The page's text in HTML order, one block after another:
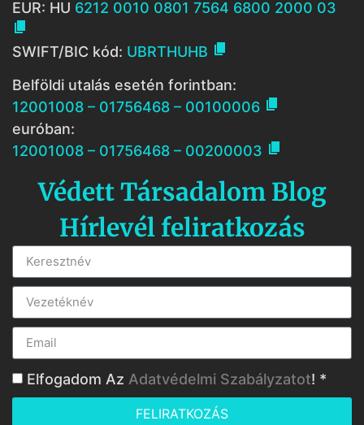
EUR: HU 6212 0010 0801 7564 6800 2000 03

SWIFT/BIC kód: UBRTHUHB 
Belföldi utalás esetén forintban:
12001008 – 01756468 – 00100006 
euróban:
12001008 – 01756468 – 00200003 
Védett Társadalom Blog
Hírlevél feliratkozás
Elfogadom Az Adatvédelmi Szabályzatot! *
FELIRATKOZÁS